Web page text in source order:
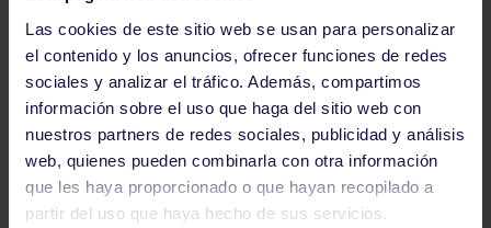
Las cookies de este sitio web se usan para personalizar
el contenido y los anuncios, ofrecer funciones de redes
sociales y analizar el tráfico. Además, compartimos
información sobre el uso que haga del sitio web con
nuestros partners de redes sociales, publicidad y análisis
web, quienes pueden combinarla con otra información
que les haya proporcionado o que hayan recopilado a
partir del uso que haya hecho de sus servicios.
Voleibol
CAMPEONAS DE ASTURIAS